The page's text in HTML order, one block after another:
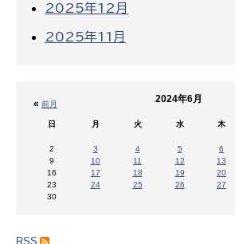
2025年12月
2025年11月
« 前月 2024年6月
日 月 火 水 木
2
3 4 5 6
9
10 11 12 13
16
17 18 19 20
23
24 25 26 27
30
RSS